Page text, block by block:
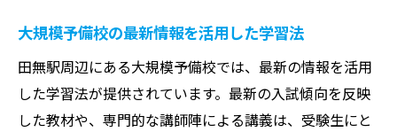
大規模予備校の最新情報を活用した学習法
田無駅周辺にある大規模予備校では、最新の情報を活用
した学習法が提供されています。最新の入試傾向を反映
した教材や、専門的な講師陣による講義は、受験生にと